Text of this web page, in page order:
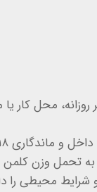
روزانه، محل کار
ماندگاری ۱۸ ساعته یخ
به تحمل وزن کلمن
محیطی را